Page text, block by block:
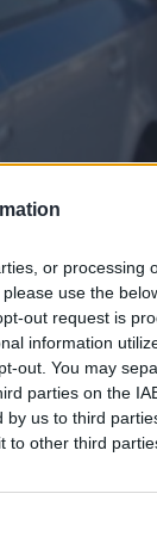
or processing
use the
out request is
information
out. You may
parties on the
by us to third
to other third
Link
3χρονη